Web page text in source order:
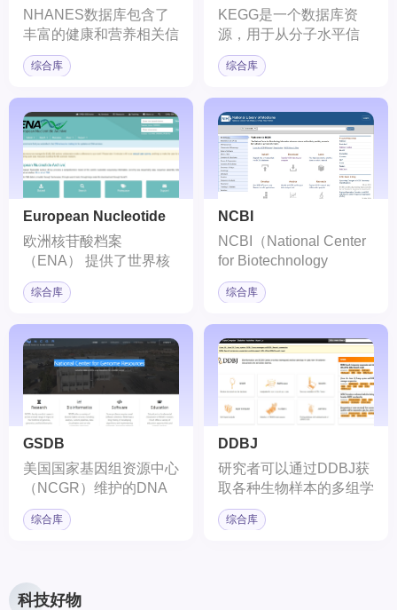
NHANES数据库包含了
丰富的健康和营养相关信
息，如生物学指标、生活
方式、饮食习惯、体格测
卫生研究和流行病学研究
提供了宝贵的数据资源。
综合库
KEGG是一个数据库资
源，用于从分子水平信
息，特别是基因组测序和
其他高通量实验技术生成
解生物系统（如细胞、生
物体和生态系统）的高级
功能。
综合库
European Nucleotide
Archive
欧洲核苷酸档案
（ENA） 提供了世界核
苷酸测序信息的全面记
录，涵盖原始测序数据、
释。
综合库
NCBI
NCBI（National Center
for Biotechnology
Information）是美国国立
卫生研究院（NIH）下属
心，专注于生物医学信息
的集成、分析和传播。
NCBI提供的数据库和服
务是全球科研人员不可或
缺的资源，尤其在基因组
学、蛋白质学和生物医学
综合库
GSDB
美国国家基因组资源中心
（NCGR）维护的DNA
序列关系数据库
（Genome Sequence
综合库
DDBJ
研究者可以通过DDBJ获
取各种生物样本的多组学
数据。
综合库
科技好物